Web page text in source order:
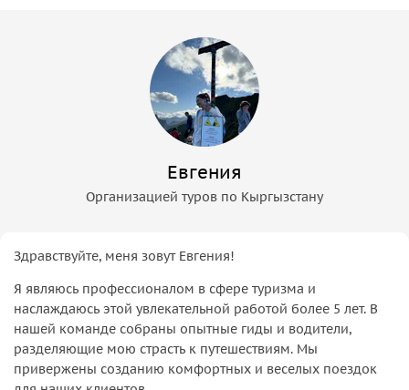
Евгения
Организацией туров по Кыргызстану
Здравствуйте, меня зовут Евгения!
Я являюсь профессионалом в сфере туризма и
наслаждаюсь этой увлекательной работой более 5 лет. В
нашей команде собраны опытные гиды и водители,
разделяющие мою страсть к путешествиям. Мы
привержены созданию комфортных и веселых поездок